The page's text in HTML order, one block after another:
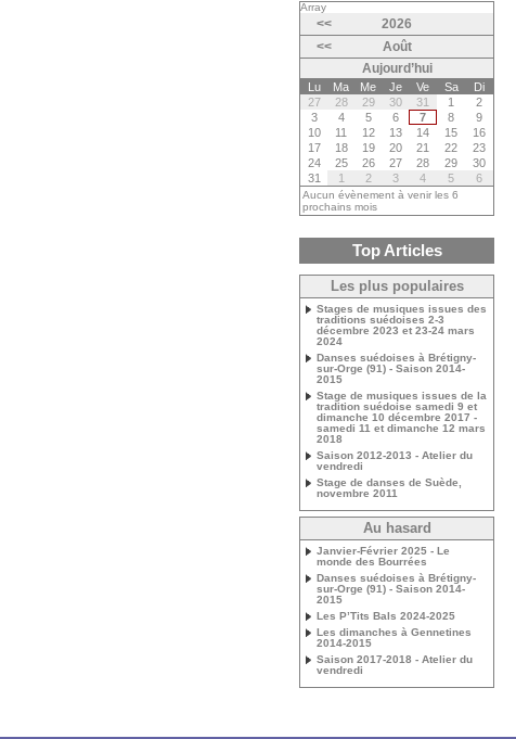
Array
<<
2026
<<
Août
Aujourd’hui
Lu Ma Me Je Ve Sa
Di
27
28 29 30 31 1
2
3
4 5 6 7 8
9
10
11 12 13 14 15
16
17
18 19 20 21 22
23
24
25 26 27 28 29
30
31
1 2 3 4 5 6
Aucun évènement à venir les 6
prochains mois
Top Articles
Les plus populaires
Stages de musiques issues des
traditions suédoises 2-3
décembre 2023 et 23-24 mars
2024
Danses suédoises à Brétigny-
sur-Orge (91) - Saison 2014-
2015
Stage de musiques issues de la
tradition suédoise samedi 9 et
dimanche 10 décembre 2017 -
samedi 11 et dimanche 12 mars
2018
Saison 2012-2013 - Atelier du
vendredi
Stage de danses de Suède,
novembre 2011
Au hasard
Janvier-Février 2025 - Le
monde des Bourrées
Danses suédoises à Brétigny-
sur-Orge (91) - Saison 2014-
2015
Les P’Tits Bals 2024-2025
Les dimanches à Gennetines
2014-2015
Saison 2017-2018 - Atelier du
vendredi